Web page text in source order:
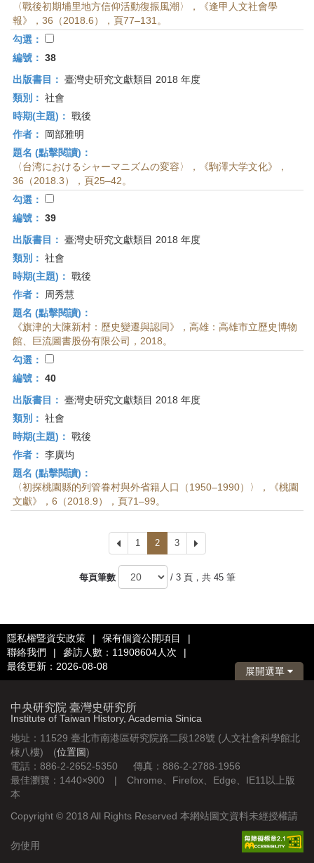
〈戰後初期埔里地方信仰活動復振風潮〉，《逢甲人文社會學
報》，36（2018.6），頁77–131。
勾選：
編號： 38
出版書目： 臺灣史研究文獻類目 2018 年度
類別： 社會
時期(主題)： 戰後
作者：
岡部雅明
題名 (點擊閱讀)：
〈台湾におけるシャーマニズムの変容〉，《駒澤大学文化》，
36（2018.3），頁25–42。
勾選：
編號： 39
出版書目： 臺灣史研究文獻類目 2018 年度
類別： 社會
時期(主題)： 戰後
作者：
周秀慧
題名 (點擊閱讀)：
《旗津的大陳新村：歷史變遷與認同》，高雄：高雄市立歷史博物
館、巨流圖書股份有限公司，2018。
勾選：
編號： 40
出版書目： 臺灣史研究文獻類目 2018 年度
類別： 社會
時期(主題)： 戰後
作者： 李廣均
題名 (點擊閱讀)：
〈初探桃園縣的列管眷村與外省籍人口（1950–1990）〉，《桃園
文獻》，6（2018.9），頁71–99。
上
一
頁
1 2 3
下
一
每頁筆數
/ 3 頁，共 45 筆
隱私權暨資安政策 | 保有個資公開項目
|
聯絡我們
| 參訪人數：11908604人次
|
最後更新：2026-08-08
展開選單
中央研究院 臺灣史研究所
Institute of Taiwan History, Academia Sinica
地址：11529 臺北市南港區研究院路二段128號 (人文社會科學館北
棟八樓) (位置圖)
電話：886-2-2652-5350 傳真：886-2-2788-1956
最佳瀏覽：1440×900 | Chrome、Firefox、Edge、IE11以上版
本
Copyright © 2018 All Rights Reserved 本網站圖文資料未經授權請
勿使用